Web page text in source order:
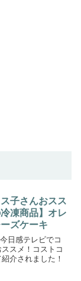
子さんおスス
凍商品】オレ
ズケーキ
日感テレビでコ
スメ！コストコ
介されました！